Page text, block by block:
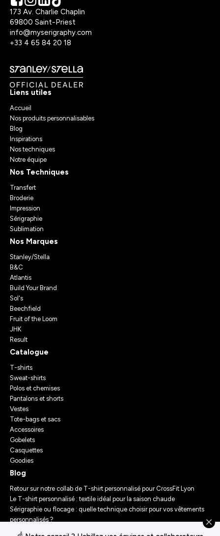
173 Av. Charlie Chaplin
69800 Saint-Priest
info@myserigraphy.com
+33 4 65 84 20 18
Liens utiles
Accueil
Nos produits personnalisables
Blog
Inspirations
Nos techniques
Notre équipe
Nos Techniques
Transfert
Broderie
Impression
Sérigraphie
Sublimation
Nos Marques
Stanley/Stella
B&C
Atlantis
Build Your Brand
Sol's
Beechfield
Fruit of the Loom
JHK
Result
Catalogue
T-shirts
Sweat-shirts
Polos et chemises
Pantalons et shorts
Vestes
Tote-bags et sacs
Accessoires
Gobelets
Casquettes
Goodies
Blog
Retour sur notre collab de T-shirt personnalisé pour CrossFit Lyon
Le T-shirt personnalisé : textile idéal pour la saison chaude
Sérigraphie ou flocage : quelle technique choisir pour vos vêtements
personnalisés ?
Comment personnaliser des vêtements ? Nos conseils d’experts